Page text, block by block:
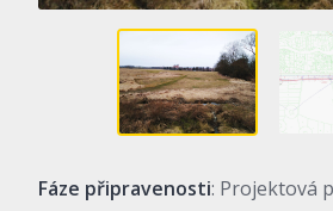
Fáze připravenosti: Projektová